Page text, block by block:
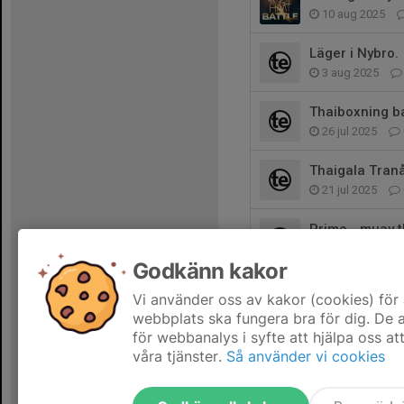
10 aug 2025
Läger i Nybro.
3 aug 2025
Thaiboxning
26 jul 2025
Thaigala
21 jul 2025
Primo - muay
2 jun 2025
Godkänn kakor
Vi använder oss av kakor (cookies)
webbplats ska fungera bra för dig. De
för webbanalys i syfte att hjälpa oss
våra tjänster. Så använder vi cookies